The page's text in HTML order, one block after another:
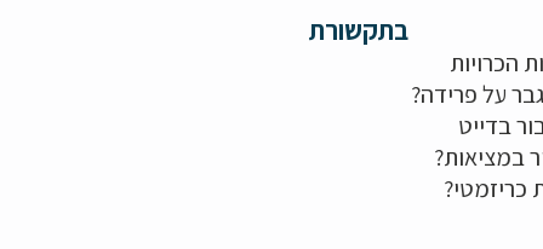
בתקשורת
הכרויות
על פרידה?
בדייט
במציאות?
כריזמטי?